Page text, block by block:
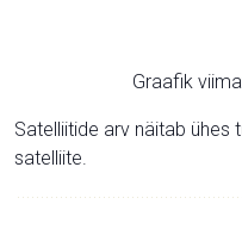
Graafik
Satelliitide arv näitab ühes
satelliite.